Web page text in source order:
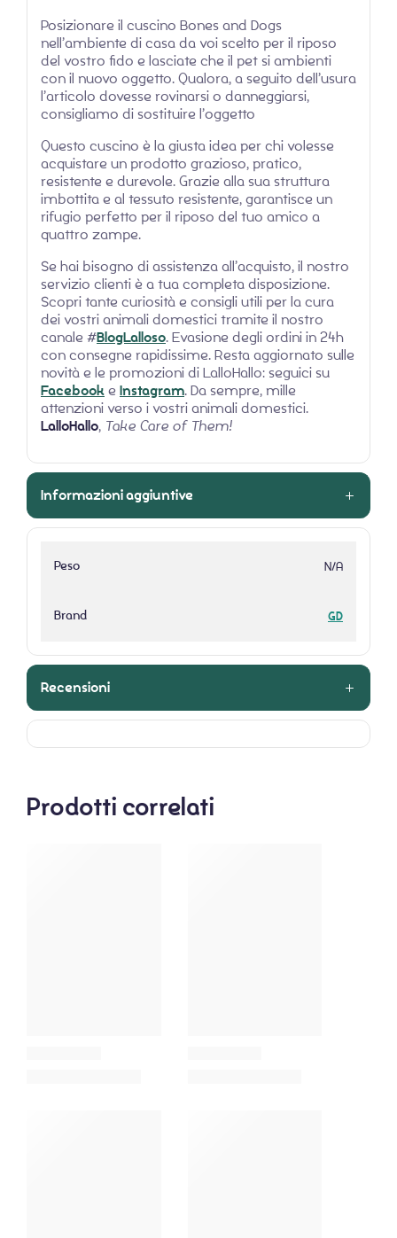
Posizionare il cuscino Bones and Dogs
nell’ambiente di casa da voi scelto per il riposo
del vostro fido e lasciate che il pet si ambienti
con il nuovo oggetto. Qualora, a seguito dell’usura
l’articolo dovesse rovinarsi o danneggiarsi,
consigliamo di sostituire l’oggetto
Questo cuscino è la giusta idea per chi volesse
acquistare un prodotto grazioso, pratico,
resistente e durevole. Grazie alla sua struttura
imbottita e al tessuto resistente, garantisce un
rifugio perfetto per il riposo del tuo amico a
quattro zampe.
Se hai bisogno di assistenza all’acquisto, il nostro
servizio clienti è a tua completa disposizione.
Scopri tante curiosità e consigli utili per la cura
dei vostri animali domestici tramite il nostro
canale #BlogLalloso. Evasione degli ordini in 24h
con consegne rapidissime. Resta aggiornato sulle
novità e le promozioni di LalloHallo: seguici su
Facebooke Instagram. Da sempre, mille
attenzioni verso i vostri animali domestici.
LalloHallo, Take Care of Them!
Informazioni aggiuntive
Peso N/A
Brand GD
Recensioni
Prodotti correlati